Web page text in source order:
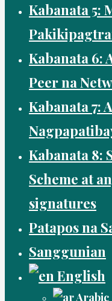
Kabanata 5:
Kabanata 6:
Peer na
Kabanata 7:
Kabanata 8:
Scheme at
signatures
Patapos na
Sanggunian
English
Arabic